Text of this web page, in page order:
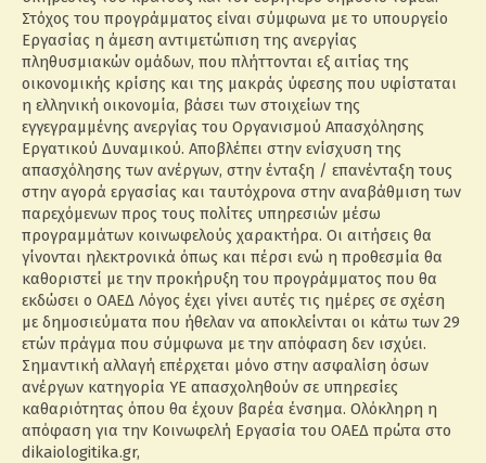
Στόχος του προγράμματος είναι σύμφωνα με το υπουργείο
Εργασίας η άμεση αντιμετώπιση της ανεργίας
πληθυσμιακών ομάδων, που πλήττονται εξ αιτίας της
οικονομικής κρίσης και της μακράς ύφεσης που υφίσταται
η ελληνική οικονομία, βάσει των στοιχείων της
εγγεγραμμένης ανεργίας του Οργανισμού Απασχόλησης
Εργατικού Δυναμικού. Αποβλέπει στην ενίσχυση της
απασχόλησης των ανέργων, στην ένταξη / επανένταξη τους
στην αγορά εργασίας και ταυτόχρονα στην αναβάθμιση των
παρεχόμενων προς τους πολίτες υπηρεσιών μέσω
προγραμμάτων κοινωφελούς χαρακτήρα. Οι αιτήσεις θα
γίνονται ηλεκτρονικά όπως και πέρσι ενώ η προθεσμία θα
καθοριστεί με την προκήρυξη του προγράμματος που θα
εκδώσει ο ΟΑΕΔ Λόγος έχει γίνει αυτές τις ημέρες σε σχέση
με δημοσιεύματα που ήθελαν να αποκλείνται οι κάτω των 29
ετών πράγμα που σύμφωνα με την απόφαση δεν ισχύει.
Σημαντική αλλαγή επέρχεται μόνο στην ασφαλίση όσων
ανέργων κατηγορία ΥΕ απασχοληθούν σε υπηρεσίες
καθαριότητας όπου θα έχουν βαρέα ένσημα. Ολόκληρη η
απόφαση για την Κοινωφελή Εργασία του ΟΑΕΔ πρώτα στο
dikaiologitika.gr,